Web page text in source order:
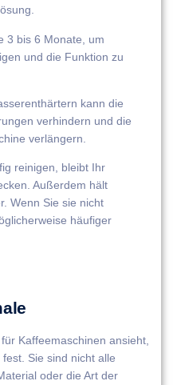
3 bis 6 Monate, um
und die Funktion zu
kann die
verhindern und die
verlängern.
reinigen, bleibt Ihr
Außerdem hält
Wenn Sie sie nicht
häufiger
Kaffeemaschinen ansieht,
Sie sind nicht alle
oder die Art der